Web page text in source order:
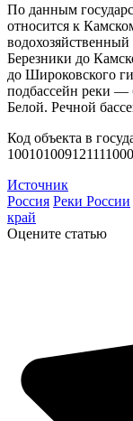
По данным
относится к
Березники до
до Широковского
подбассейн реки —
Белой. Речной
Код объекта в
Источник
Россия Реки России
край
Оцените статью